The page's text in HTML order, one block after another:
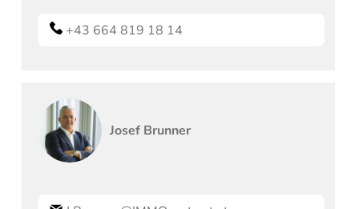
+43 664 819 18 14
Josef Brunner